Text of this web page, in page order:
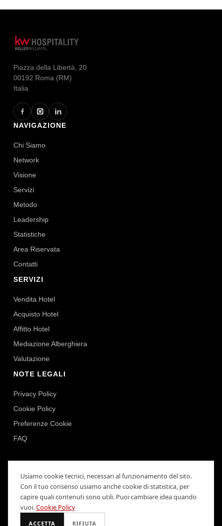
Piazza della Libertà, 20
00192 Roma (RM)
Italia
NAVIGAZIONE
Chi Siamo
Network
Visione
Servizi
Metodo
Leadership
Statistiche
Area Riservata
Contatti
SERVIZI
Vendita Hotel
Acquisto Hotel
Affitto Hotel
Mediazione Alberghiera
Valutazione
NOTE LEGALI
Privacy Policy
Cookie Policy
Preferenze Cookie
FAQ
Repartners SRL· Piazza della Libertà 20, Roma · P.IVA:
15120191000
Usiamo cookie tecnici, necessari al funzionamento del sito.
Con il tuo consenso usiamo anche cookie di statistica, per
capire quali contenuti sono utili. Puoi cambiare idea quando
vuoi.Cookie Policy
ACCETTA RIFIUTA